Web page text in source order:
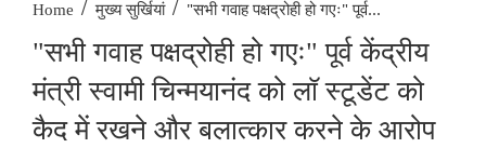
Home / मुख्य सुर्खियां / "सभी गवाह पक्षद्रोही हो गएः" पूर्व...
"सभी गवाह पक्षद्रोही हो गएः" पूर्व केंद्रीय
मंत्री स्वामी चिन्मयानंद को लॉ स्टूडेंट को
कैद में रखने और बलात्कार करने के आरोप